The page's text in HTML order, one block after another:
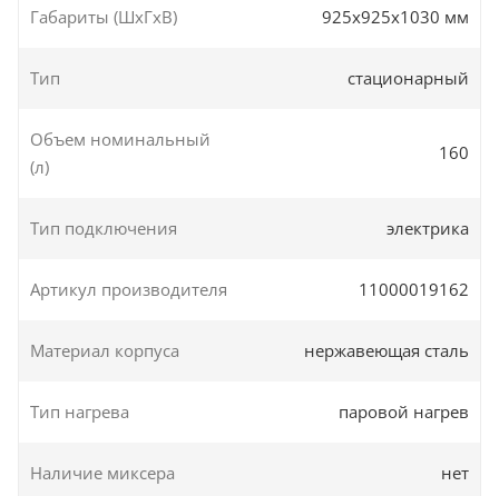
Габариты (ШxГxВ) 925x925x1030 мм
Тип стационарный
Объем номинальный
(л)
160
Тип подключения электрика
Артикул производителя 11000019162
Материал корпуса нержавеющая сталь
Тип нагрева паровой нагрев
Наличие миксера нет